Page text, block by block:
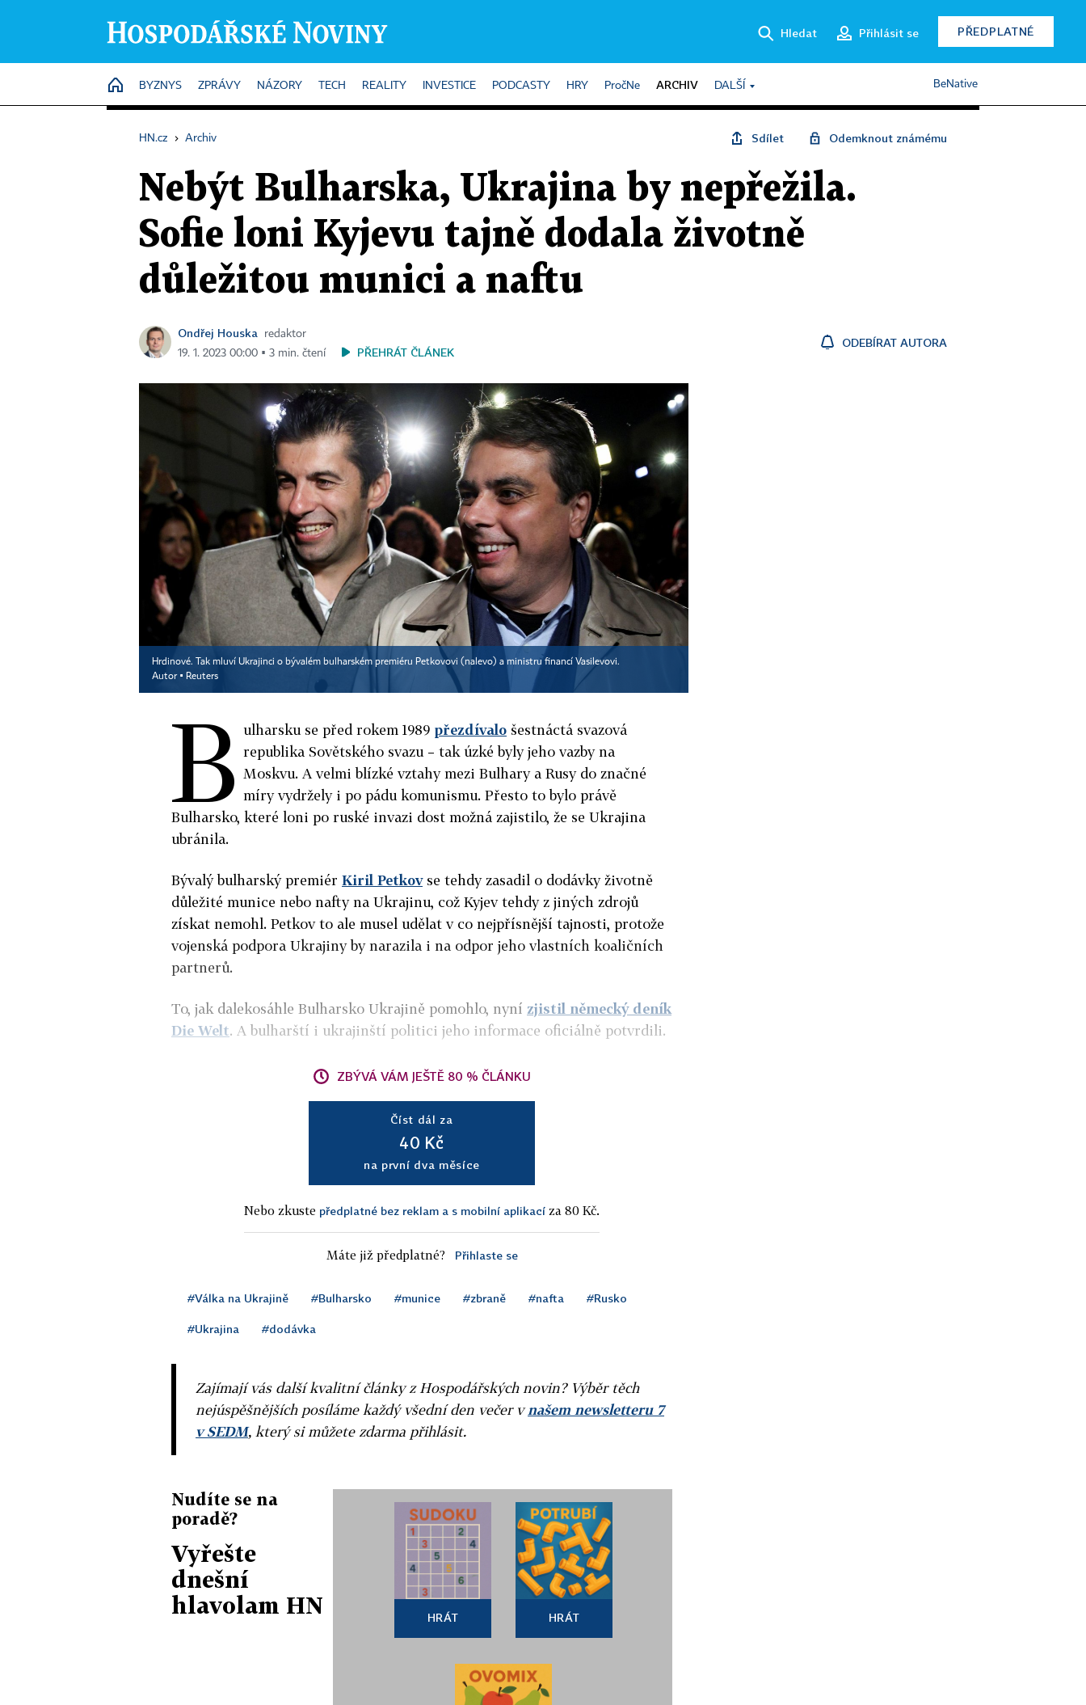
Hledat Přihlásit se PŘEDPLATNÉ
HOME
BYZNYS ZPRÁVY NÁZORY TECH REALITY INVESTICE PODCASTY HRY PročNe ARCHIV DALŠÍ BeNative
HN.cz › Archiv Sdílet Odemknout známému
Nebýt Bulharska, Ukrajina by nepřežila.
Sofie loni Kyjevu tajně dodala životně
důležitou munici a naftu
Ondřej Houska
redaktor
19. 1. 2023 00:00 ▪ 3 min. čtení
PŘEHRÁT ČLÁNEK
ODEBÍRAT AUTORA
Hrdinové. Tak mluví Ukrajinci o bývalém bulharském premiéru Petkovovi (nalevo) a ministru financí Vasilevovi.
Autor ▪ Reuters
B ulharsku se před rokem 1989 přezdívalo šestnáctá svazová
republika Sovětského svazu – tak úzké byly jeho vazby na
Moskvu. A velmi blízké vztahy mezi Bulhary a Rusy do značné
míry vydržely i po pádu komunismu. Přesto to bylo právě
Bulharsko, které loni po ruské invazi dost možná zajistilo, že se Ukrajina
ubránila.
Bývalý bulharský premiér Kiril Petkovse tehdy zasadil o dodávky životně
důležité munice nebo nafty na Ukrajinu, což Kyjev tehdy z jiných zdrojů
získat nemohl. Petkov to ale musel udělat v co nejpřísnější tajnosti, protože
vojenská podpora Ukrajiny by narazila i na odpor jeho vlastních koaličních
partnerů.
To, jak dalekosáhle Bulharsko Ukrajině pomohlo, nyní zjistil německý deník
Die Welt. A bulharští i ukrajinští politici jeho informace oficiálně potvrdili.
ZBÝVÁ VÁM JEŠTĚ 80 % ČLÁNKU
Číst dál za
40 Kč
na první dva měsíce
Nebo zkuste předplatné bez reklam a s mobilní aplikací za 80 Kč.
Máte již předplatné? Přihlaste se
#Válka na Ukrajině #Bulharsko #munice #zbraně #nafta #Rusko
#Ukrajina #dodávka
Zajímají vás další kvalitní články z Hospodářských novin? Výběr těch
nejúspěšnějších posíláme každý všední den večer vnašem newsletteru 7
v SEDM, který si můžete zdarma přihlásit.
Nudíte se na
poradě?
Vyřešte
dnešní
hlavolam HN
HRÁT HRÁT